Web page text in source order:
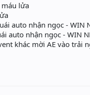
máu lửa
auto nhận ngọc - WIN
auto nhận ngọc - WIN
khác mời AE vào trải